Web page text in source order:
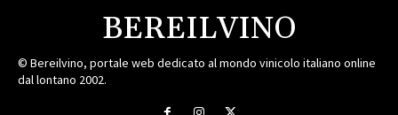
BEREILVINO
© Bereilvino, portale web dedicato al mondo vinicolo italiano online
dal lontano 2002.